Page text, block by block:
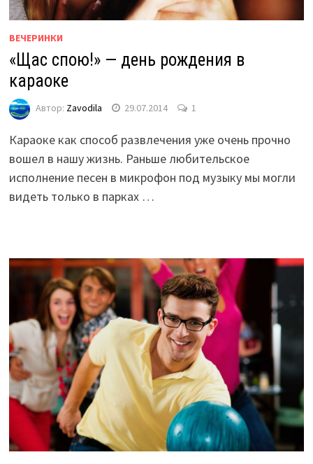
ВЕЧЕРИНКИ
«Щас спою!» — день рождения в
караоке
Автор: Zavodila 29.07.2014 1
Караоке как способ развлечения уже очень прочно
вошел в нашу жизнь. Раньше любительское
исполнение песен в микрофон под музыку мы могли
видеть только в парках …